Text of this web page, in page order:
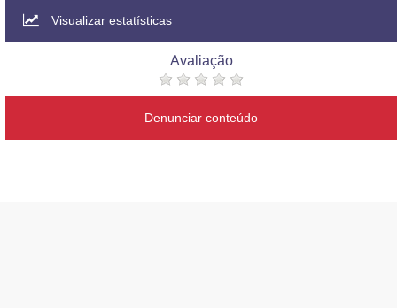
Visualizar estatísticas
Avaliação
Denunciar conteúdo